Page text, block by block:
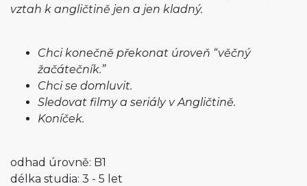
vztah k angličtině jen a jen kladný.
Chci konečně překonat úroveň “věčný
žačátečník.”
Chci se domluvit.
Sledovat filmy a seriály v Angličtině.
Koníček.
odhad úrovně: B1
délka studia: 3 - 5 let